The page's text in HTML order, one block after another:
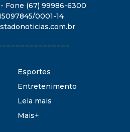
Fone (67) 99986-6300
0001-14
Esportes
Entretenimento
Leia mais
Mais+